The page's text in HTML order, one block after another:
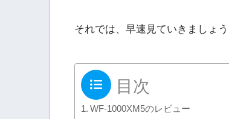
それでは、早速見ていきましょう
目次
WF-1000XM5のレビュー